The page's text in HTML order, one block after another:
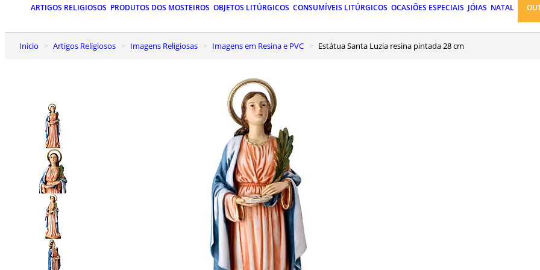
ARTIGOS RELIGIOSOS PRODUTOS DOS MOSTEIROS OBJETOS LITÚRGICOS CONSUMÍVEIS LITÚRGICOS OCASIÕES ESPECIAIS JÓIAS NATAL
Inicio Artigos Religiosos Imagens Religiosas Imagens em Resina e PVC Estátua Santa Luzia resina pintada 28 cm